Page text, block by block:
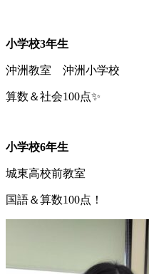
小学校3年生
沖洲教室 沖洲小学校
算数＆社会100点✨
小学校6年生
城東高校前教室
国語＆算数100点！